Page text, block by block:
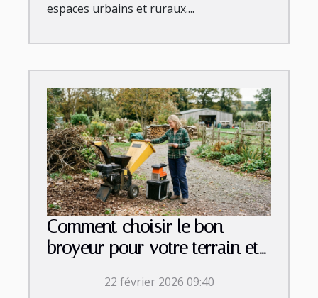
espaces urbains et ruraux....
Comment choisir le bon
broyeur pour votre terrain et
22 février 2026 09:40